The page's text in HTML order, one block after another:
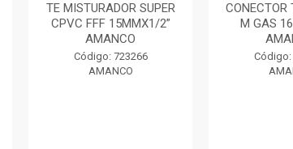
TE MISTURADOR SUPER
CPVC FFF 15MMX1/2”
AMANCO
Código: 723266
AMANCO
CONECTOR
M GAS
Código: